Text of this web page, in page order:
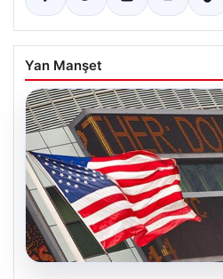
Yan Manşet